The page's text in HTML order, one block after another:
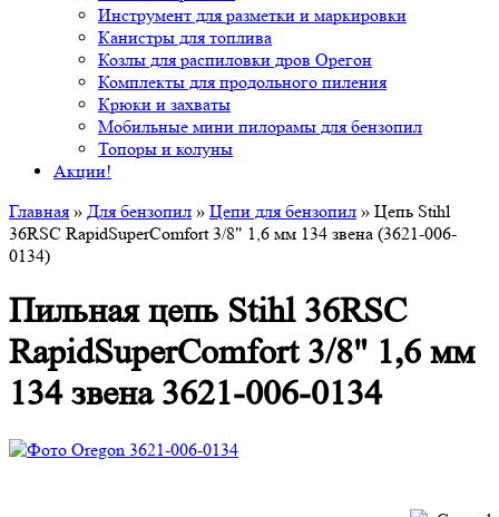
Инструмент для разметки и маркировки
Канистры для топлива
Козлы для распиловки дров Орегон
Комплекты для продольного пиления
Крюки и захваты
Мобильные мини пилорамы для бензопил
Топоры и колуны
Акции!
Главная » Для бензопил » Цепи для бензопил » Цепь Stihl
36RSC RapidSuperComfort 3/8" 1,6 мм 134 звена (3621-006-
0134)
Пильная цепь Stihl 36RSC
RapidSuperComfort 3/8" 1,6 мм
134 звена 3621-006-0134